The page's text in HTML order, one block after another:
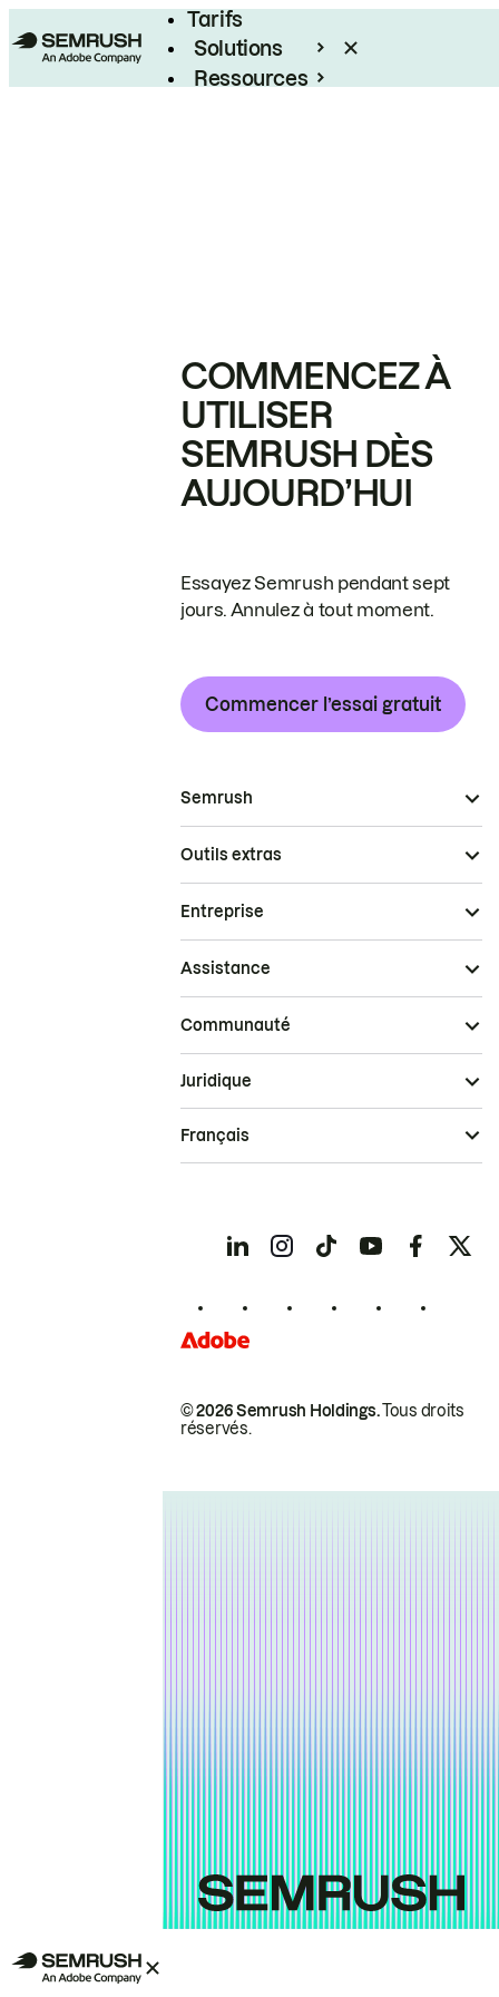
Tarifs
Solutions
Ressources
COMMENCEZ À
UTILISER
SEMRUSH DÈS
AUJOURD’HUI
Essayez Semrush pendant sept
jours. Annulez à tout moment.
Commencer l’essai gratuit
Semrush
Outils extras
Entreprise
Assistance
Communauté
© 2026 Semrush Holdings.Tous droits
réservés.
Juridique
Français